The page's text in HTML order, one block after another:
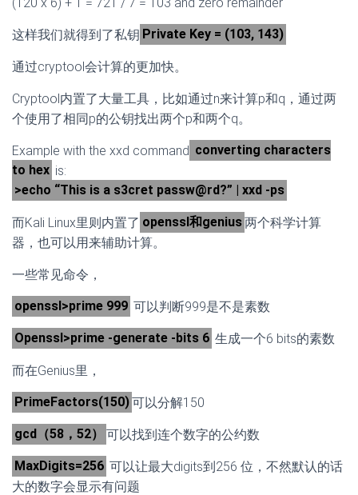
这样我们就得到了私钥 Private Key = (103, 143)
通过cryptool会计算的更加快。
Cryptool内置了大量工具，比如通过n来计算p和q，通过两
个使用了相同p的公钥找出两个p和两个q。
Example with the xxd command converting characters
to hex is:
>echo “This is a s3cret passw@rd?” | xxd -ps
而Kali Linux里则内置了 openssl和genius两个科学计算
器，也可以用来辅助计算。
一些常见命令，
openssl>prime 999 可以判断999是不是素数
Openssl>prime -generate -bits 6 生成一个6 bits的素数
而在Genius里，
PrimeFactors(150)可以分解150
gcd（58，52） 可以找到连个数字的公约数
MaxDigits=256 可以让最大digits到256 位，不然默认的话
大的数字会显示有问题